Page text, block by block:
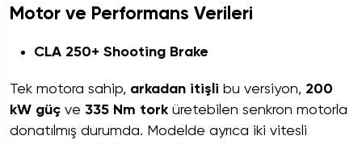
Motor ve Performans Verileri
CLA 250+ Shooting Brake
Tek motora sahip, arkadan itişli bu versiyon, 200
kW güç ve 335 Nm tork üretebilen senkron motorla
donatılmış durumda. Modelde ayrıca iki vitesli